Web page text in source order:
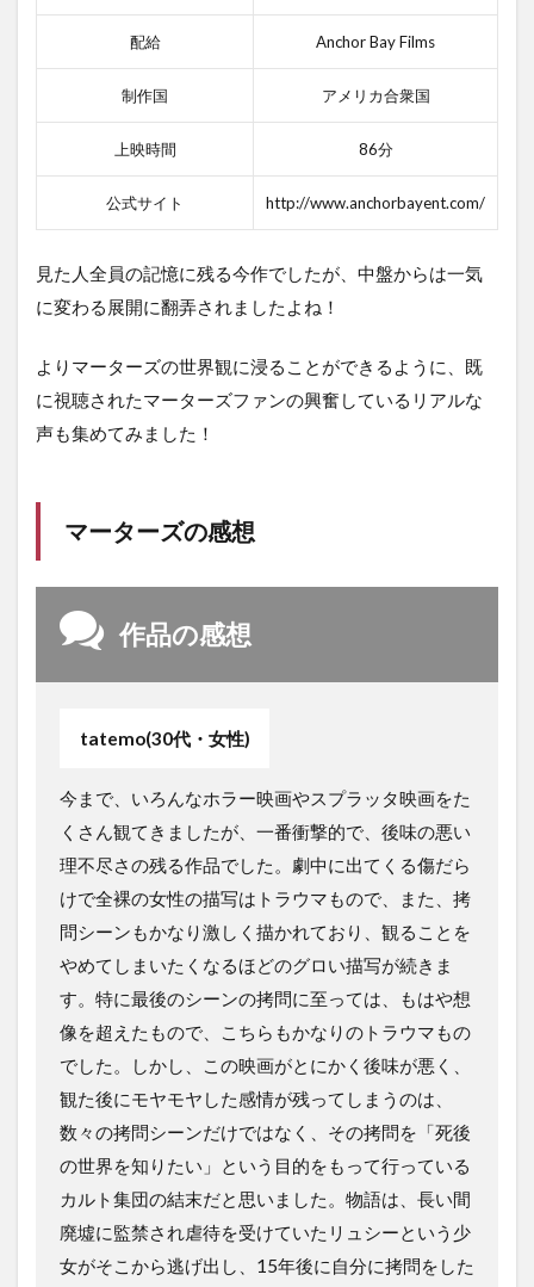
配給 Anchor Bay Films
制作国 アメリカ合衆国
上映時間 86分
公式サイト http://www.anchorbayent.com/
見た人全員の記憶に残る今作でしたが、中盤からは一気
に変わる展開に翻弄されましたよね！
よりマーターズの世界観に浸ることができるように、既
に視聴されたマーターズファンの興奮しているリアルな
声も集めてみました！
マーターズの感想
作品の感想
tatemo(30代・女性)
今まで、いろんなホラー映画やスプラッタ映画をた
くさん観てきましたが、一番衝撃的で、後味の悪い
理不尽さの残る作品でした。劇中に出てくる傷だら
けで全裸の女性の描写はトラウマもので、また、拷
問シーンもかなり激しく描かれており、観ることを
やめてしまいたくなるほどのグロい描写が続きま
す。特に最後のシーンの拷問に至っては、もはや想
像を超えたもので、こちらもかなりのトラウマもの
でした。しかし、この映画がとにかく後味が悪く、
観た後にモヤモヤした感情が残ってしまうのは、
数々の拷問シーンだけではなく、その拷問を「死後
の世界を知りたい」という目的をもって行っている
カルト集団の結末だと思いました。物語は、長い間
廃墟に監禁され虐待を受けていたリュシーという少
女がそこから逃げ出し、15年後に自分に拷問をした